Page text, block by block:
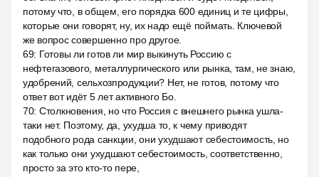
потому что, в общем, его порядка 600 единиц и те цифры,
которые они говорят, ну, их надо ещё поймать. Ключевой
же вопрос совершенно про другое.
69: Готовы ли готов ли мир выкинуть Россию с
нефтегазового, металлургического или рынка, там, не знаю,
удобрений, сельхозпродукции? Нет, не готов, потому что
ответ вот идёт 5 лет активного Бо.
70: Столкновения, но что Россия с внешнего рынка ушла-
таки нет. Поэтому, да, ухудша то, к чему приводят
подобного рода санкции, они ухудшают себестоимость, но
как только они ухудшают себестоимость, соответственно,
просто за это кто-то пере,